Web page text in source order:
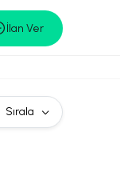
İlan Ver
Sırala